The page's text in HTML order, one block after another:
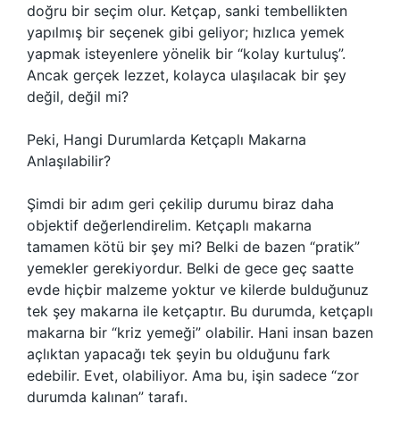
doğru bir seçim olur. Ketçap, sanki tembellikten
yapılmış bir seçenek gibi geliyor; hızlıca yemek
yapmak isteyenlere yönelik bir “kolay kurtuluş”.
Ancak gerçek lezzet, kolayca ulaşılacak bir şey
değil, değil mi?
Peki, Hangi Durumlarda Ketçaplı Makarna
Anlaşılabilir?
Şimdi bir adım geri çekilip durumu biraz daha
objektif değerlendirelim. Ketçaplı makarna
tamamen kötü bir şey mi? Belki de bazen “pratik”
yemekler gerekiyordur. Belki de gece geç saatte
evde hiçbir malzeme yoktur ve kilerde bulduğunuz
tek şey makarna ile ketçaptır. Bu durumda, ketçaplı
makarna bir “kriz yemeği” olabilir. Hani insan bazen
açlıktan yapacağı tek şeyin bu olduğunu fark
edebilir. Evet, olabiliyor. Ama bu, işin sadece “zor
durumda kalınan” tarafı.